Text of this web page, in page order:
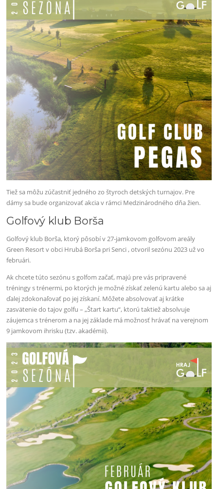
Tiež sa môžu zúčastniť jedného zo štyroch detských turnajov. Pre
dámy sa bude organizovať akcia v rámci Medzinárodného dňa žien.
Golfový klub Borša
Golfový klub Borša, ktorý pôsobí v 27-jamkovom golfovom areály
Green Resort v obci Hrubá Borša pri Senci , otvoril sezónu 2023 už vo
februári.
Ak chcete túto sezónu s golfom začať, majú pre vás pripravené
tréningy s trénermi, po ktorých je možné získať zelenú kartu alebo sa aj
ďalej zdokonaľovať po jej získaní. Môžete absolvovať aj krátke
zasvätenie do tajov golfu – „Štart kartu“, ktorú taktiež absolvuje
záujemca s trénerom a na jej základe má možnosť hrávať na verejnom
9 jamkovom ihrisku (tzv. akadémii).